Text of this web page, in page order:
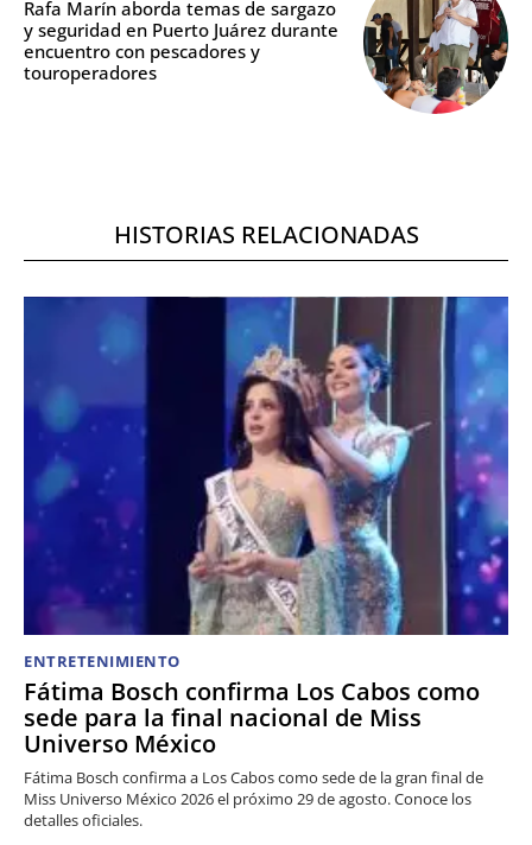
Rafa Marín aborda temas de sargazo
y seguridad en Puerto Juárez durante
encuentro con pescadores y
touroperadores
HISTORIAS RELACIONADAS
ENTRETENIMIENTO
Fátima Bosch confirma Los Cabos como
sede para la final nacional de Miss
Universo México
Fátima Bosch confirma a Los Cabos como sede de la gran final de
Miss Universo México 2026 el próximo 29 de agosto. Conoce los
detalles oficiales.